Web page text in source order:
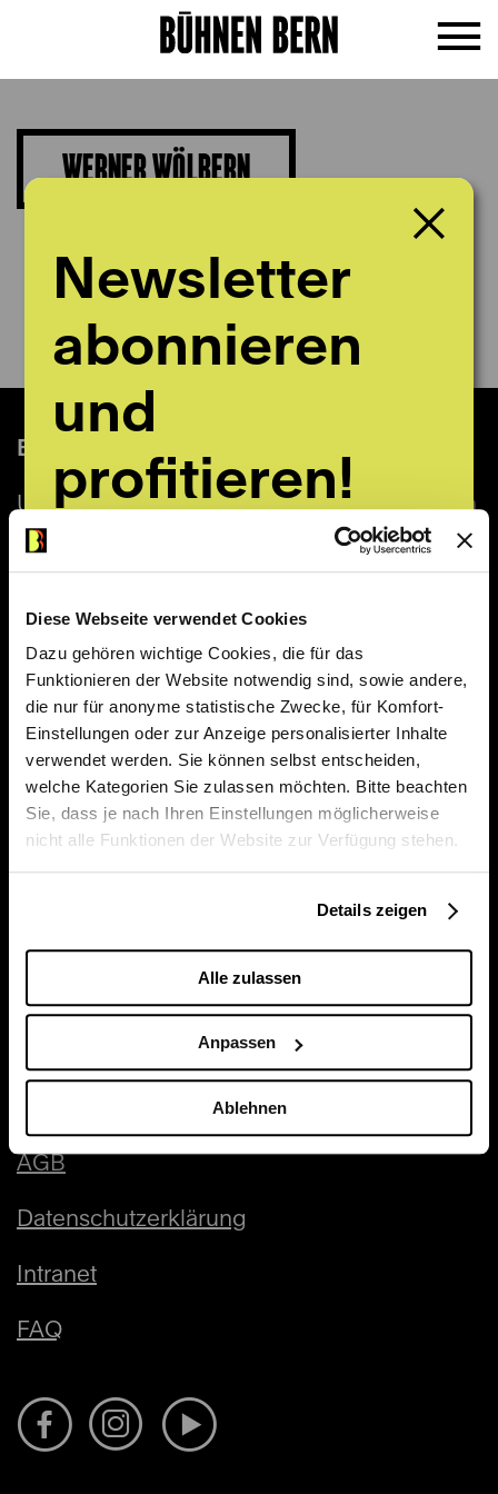
Diese Webseite verwendet Cookies
Dazu gehören wichtige Cookies, die für das
Funktionieren der Website notwendig sind, sowie andere,
die nur für anonyme statistische Zwecke, für Komfort-
Einstellungen oder zur Anzeige personalisierter Inhalte
verwendet werden. Sie können selbst entscheiden,
welche Kategorien Sie zulassen möchten. Bitte beachten
Sie, dass je nach Ihren Einstellungen möglicherweise
nicht alle Funktionen der Website zur Verfügung stehen.
Details zeigen
Alle zulassen
Anpassen
Ablehnen
WERNER WÖLBERN
Billettkasse im Stadttheater
Unsere Billettkasse bleibt bis einschliesslich
10. August geschlossen. Tickets sind
jederzeit online erhältlich. Ab dem 11. August
Kasse/Information
031 329 52 52
Zentrale
031 329 51 11
kasse@buehnenbern.ch
Newsletter abonnieren
Monatsspielplan (Leporello)
Kulturkuvert
Kontakt & Impressum
AGB
Datenschutzerklärung
Intranet
FAQ
Newsletter
abonnieren
und
profitieren!
Bleiben Sie immer auf dem
jeden Monat die Chance auf 50 %
Rabatt auf zwei Tickets für eine
ausgewählte Vorstellung. Das
aktuelle Angebot erfahren Sie
jeweils in unserem Highlight-
Newsletter.